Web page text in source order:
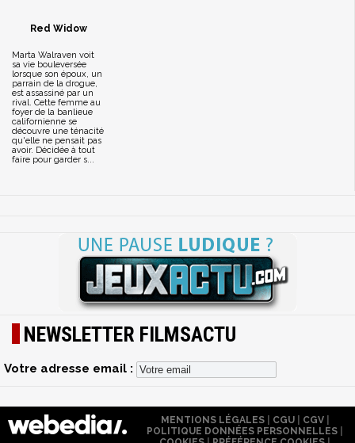
Red Widow
Marta Walraven voit
sa vie bouleversée
lorsque son époux, un
parrain de la drogue,
est assassiné par un
rival. Cette femme au
foyer de la banlieue
californienne se
découvre une ténacité
qu'elle ne pensait pas
avoir. Décidée à tout
faire pour garder s...
NEWSLETTER FILMSACTU
Votre adresse email :
MENTIONS LÉGALES| CGU| CGV|
POLITIQUE DONNÉES PERSONNELLES